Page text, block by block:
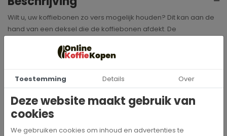
Wilt u, uw koffiebonen zo vers mogelijk houden? Dit kan aan de
hand van een deksel die de koffiebonen afdekt. De
JURA. Hierdoor beschikt u te allen tijde over verse
en kwalitatief goede koffiebonen.
Specificaties
Artikelnummer 64115
Toestemming Details Over
Deze website maakt gebruik van
cookies
We gebruiken cookies om inhoud en advertenties te